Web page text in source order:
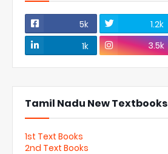
5k 1.2k
1k
3.5k
Tamil Nadu New Textbooks
1st Text Books
2nd Text Books